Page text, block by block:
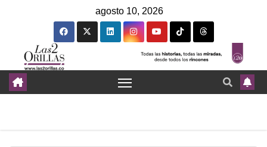
agosto 10, 2026